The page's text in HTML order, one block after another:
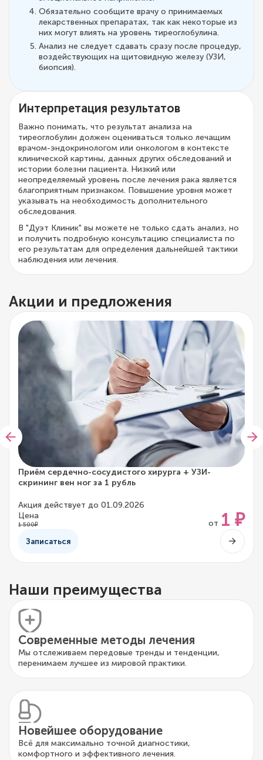
Обязательно сообщите врачу о принимаемых
лекарственных препаратах, так как некоторые из
них могут влиять на уровень тиреоглобулина.
Анализ не следует сдавать сразу после процедур,
воздействующих на щитовидную железу (УЗИ,
биопсия).
Интерпретация результатов
Важно понимать, что результат анализа на
тиреоглобулин должен оцениваться только лечащим
врачом-эндокринологом или онкологом в контексте
клинической картины, данных других обследований и
истории болезни пациента. Низкий или
неопределяемый уровень после лечения рака является
благоприятным признаком. Повышение уровня может
указывать на необходимость дополнительного
обследования.
В "Дуэт Клиник" вы можете не только сдать анализ, но
и получить подробную консультацию специалиста по
его результатам для определения дальнейшей тактики
наблюдения или лечения.
Акции и предложения
Приём сердечно-сосудистого хирурга + УЗИ-
скрининг вен ног за 1 рубль
Акция действует до 01.09.2026
Цена
1 500₽ от 1 ₽
Записаться
Наши преимущества
Современные методы лечения
Мы отслеживаем передовые тренды и тенденции,
перенимаем лучшее из мировой практики.
Новейшее оборудование
Всё для максимально точной диагностики,
комфортного и эффективного лечения.